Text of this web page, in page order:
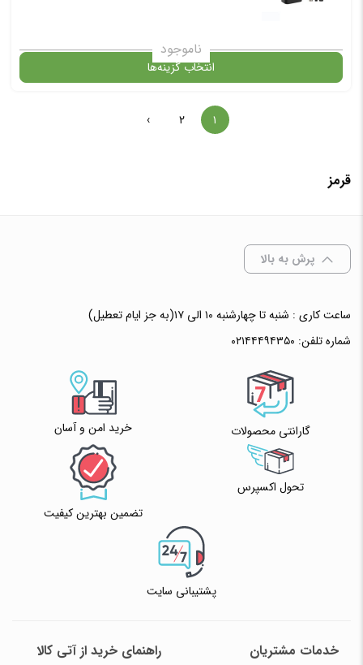
انتخاب رنگ
ناموجود
انتخاب گزینه‌ها
انتخاب رنگ
✧ چت با پشتیبان واتس آپ
۱ ۲ ›
قرمز
پرش به بالا
ساعت کاری : شنبه تا چهارشنبه ۱۰ الی ۱۷(به جز ایام تعطیل)
شماره تلفن: ۰۲۱۴۴۴۹۴۳۵۰
گارانتی محصولات خرید امن و آسان
تحول اکسپرس
تضمین بهترین کیفیت
پشتیبانی سایت
خدمات مشتریان راهنمای خرید از آتی کالا